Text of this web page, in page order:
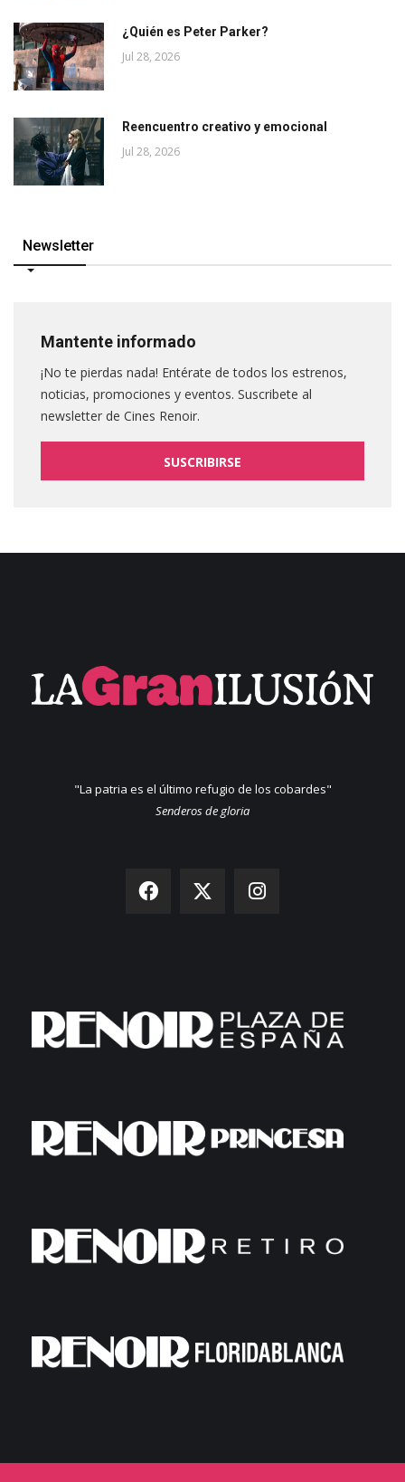
¿Quién es Peter Parker?
Jul 28, 2026
Reencuentro creativo y emocional
Jul 28, 2026
Newsletter
Mantente informado
¡No te pierdas nada! Entérate de todos los estrenos,
noticias, promociones y eventos. Suscribete al
newsletter de Cines Renoir.
SUSCRIBIRSE
"La patria es el último refugio de los cobardes"
Senderos de gloria